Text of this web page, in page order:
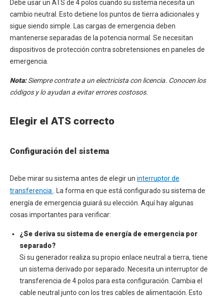
Debe usar un ATS de 4 polos cuando su sistema necesita un
cambio neutral. Esto detiene los puntos de tierra adicionales y
sigue siendo simple. Las cargas de emergencia deben
mantenerse separadas de la potencia normal. Se necesitan
dispositivos de protección contra sobretensiones en paneles de
emergencia.
Nota:Siempre contrate a un electricista con licencia. Conocen los
códigos y lo ayudan a evitar errores costosos.
Elegir el ATS correcto
Configuración del sistema
Debe mirar su sistema antes de elegir un interruptor de
transferencia
. La forma en que está configurado su sistema de
energía de emergencia guiará su elección. Aquí hay algunas
cosas importantes para verificar:
¿Se deriva su sistema de energía de emergencia por
separado?
Si su generador realiza su propio enlace neutral a tierra, tiene
un sistema derivado por separado. Necesita un interruptor de
transferencia de 4 polos para esta configuración. Cambia el
cable neutral junto con los tres cables de alimentación. Esto